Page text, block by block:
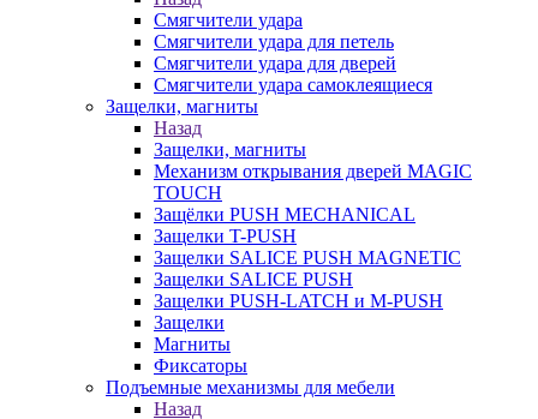
Смягчители удара
Смягчители удара для петель
Смягчители удара для дверей
Cмягчители удара самоклеящиеся
Защелки, магниты
Назад
Защелки, магниты
Механизм открывания дверей MAGIC
TOUCH
Защёлки PUSH MECHANICAL
Защелки T-PUSH
Защелки SALICE PUSH MAGNETIC
Защелки SALICE PUSH
Защелки PUSH-LATCH и M-PUSH
Защелки
Магниты
Фиксаторы
Подъемные механизмы для мебели
Назад